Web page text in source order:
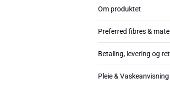
Om produktet
Preferred fibres &
Betaling, levering og
Pleie & Vaskeanvisning